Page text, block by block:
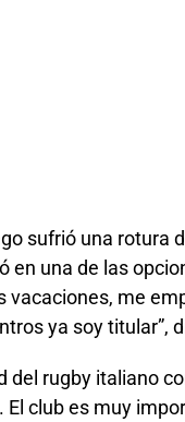
sufrió una rotura
en una de las
vacaciones, me
ya soy titular”,
del rugby italiano
club es muy